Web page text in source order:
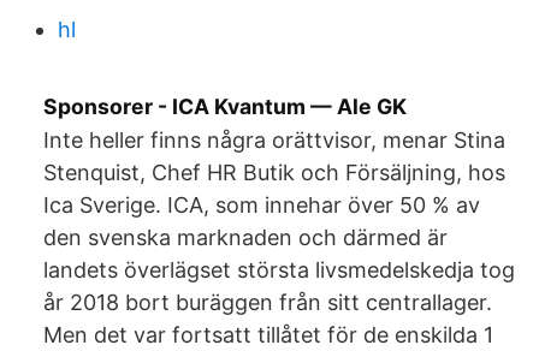
hl
Sponsorer - ICA Kvantum — Ale GK
Inte heller finns några orättvisor, menar Stina
Stenquist, Chef HR Butik och Försäljning, hos
Ica Sverige. ICA, som innehar över 50 % av
den svenska marknaden och därmed är
landets överlägset största livsmedelskedja tog
år 2018 bort buräggen från sitt centrallager.
Men det var fortsatt tillåtet för de enskilda 1